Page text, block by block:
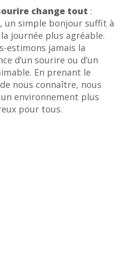
change tout :
un simple bonjour suffit à
journée plus agréable.
estimons jamais la
d’un sourire ou d’un
En prenant le
nous connaître, nous
environnement plus
pour tous.